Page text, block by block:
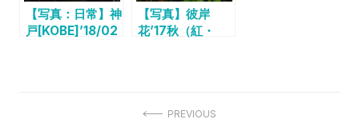
【写真：日常】神
戸[KOBE]’18/02
【写真】彼岸
花’17秋（紅・
PREVIOUS